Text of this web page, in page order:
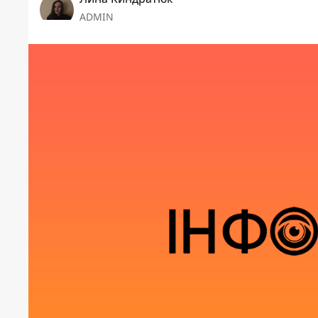
ADMIN